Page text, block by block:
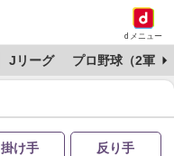
dメニュー
Jリーグ プロ野球（2軍）
掛け手 反り手